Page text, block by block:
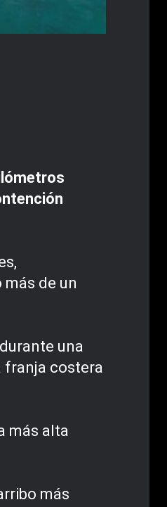
de un
una
franja costera
más alta
más